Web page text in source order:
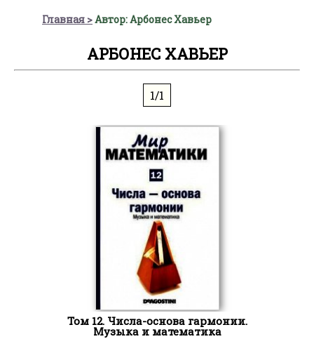
Главная Автор: Арбонес Хавьер
АРБОНЕС ХАВЬЕР
1/1
Том 12. Числа-основа гармонии.
Музыка и математика